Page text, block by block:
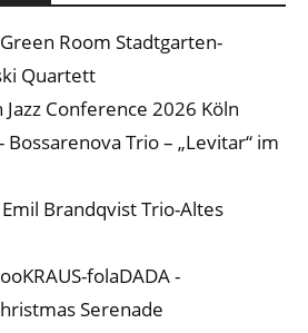
Green Room Stadtgarten-
Quartett
Jazz Conference 2026 Köln
Bossarenova Trio – „Levitar“ im
Emil Brandqvist Trio-Altes
folaDADA -
Serenade